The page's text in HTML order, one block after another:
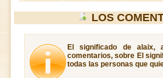
LOS
El significado de alaix,
comentarios, sobre El
todas las personas que